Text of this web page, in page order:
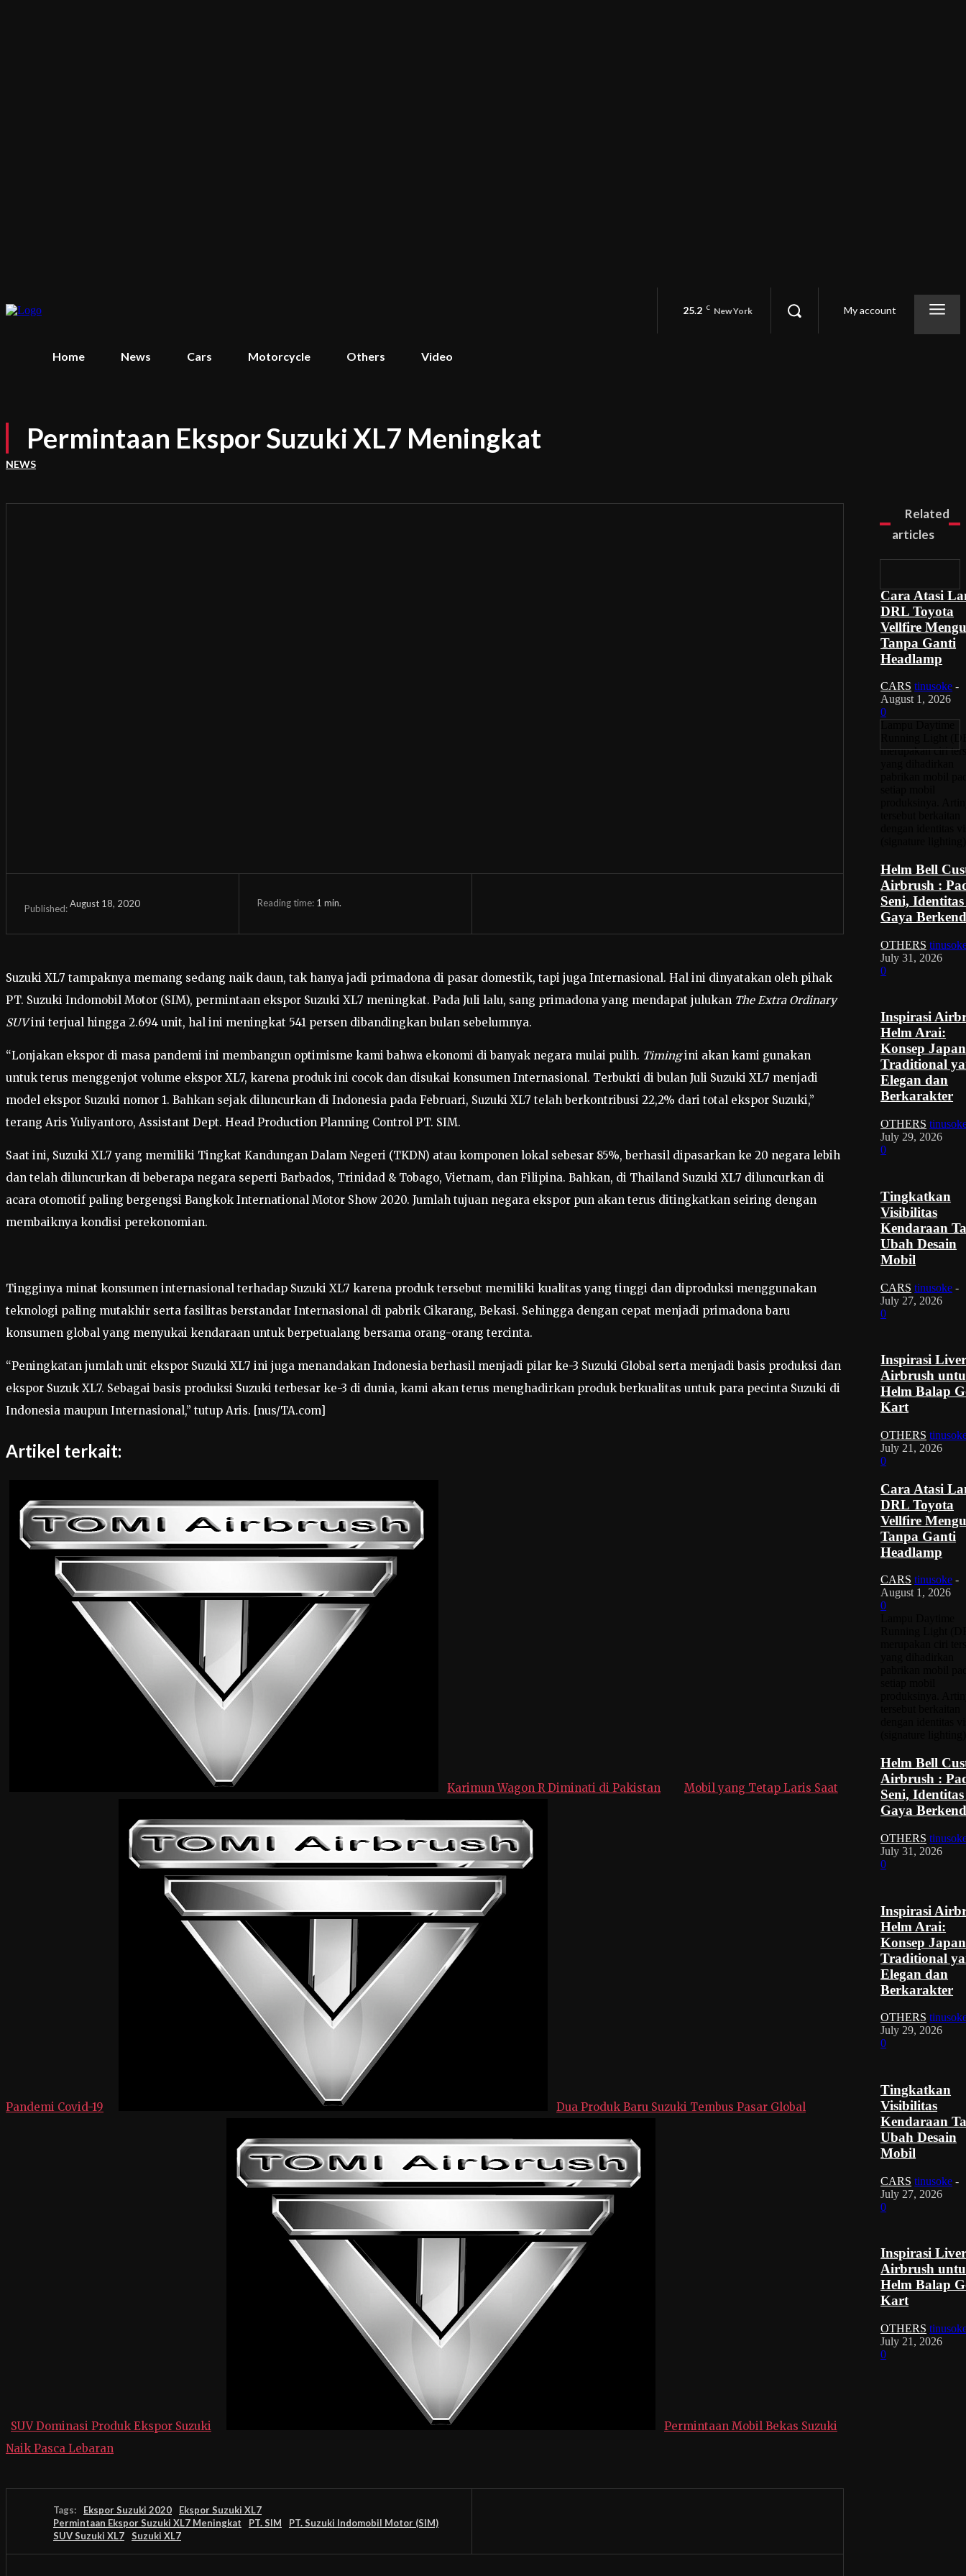
25.2 C New York My account
Home News Cars Motorcycle Others Video
Permintaan Ekspor Suzuki XL7 Meningkat
NEWS
Published:August 18, 2020 Reading time: 1 min.
Suzuki XL7 tampaknya memang sedang naik daun, tak hanya jadi primadona di pasar domestik, tapi juga Internasional. Hal ini dinyatakan oleh pihak
PT. Suzuki Indomobil Motor (SIM), permintaan ekspor Suzuki XL7 meningkat. Pada Juli lalu, sang primadona yang mendapat julukan The Extra Ordinary
SUVini terjual hingga 2.694 unit, hal ini meningkat 541 persen dibandingkan bulan sebelumnya.
“Lonjakan ekspor di masa pandemi ini membangun optimisme kami bahwa ekonomi di banyak negara mulai pulih. Timingini akan kami gunakan
untuk terus menggenjot volume ekspor XL7, karena produk ini cocok dan disukai konsumen Internasional. Terbukti di bulan Juli Suzuki XL7 menjadi
model ekspor Suzuki nomor 1. Bahkan sejak diluncurkan di Indonesia pada Februari, Suzuki XL7 telah berkontribusi 22,2% dari total ekspor Suzuki,”
terang Aris Yuliyantoro, Assistant Dept. Head Production Planning Control PT. SIM.
Saat ini, Suzuki XL7 yang memiliki Tingkat Kandungan Dalam Negeri (TKDN) atau komponen lokal sebesar 85%, berhasil dipasarkan ke 20 negara lebih
dan telah diluncurkan di beberapa negara seperti Barbados, Trinidad & Tobago, Vietnam, dan Filipina. Bahkan, di Thailand Suzuki XL7 diluncurkan di
acara otomotif paling bergengsi Bangkok International Motor Show 2020. Jumlah tujuan negara ekspor pun akan terus ditingkatkan seiring dengan
membaiknya kondisi perekonomian.
Tingginya minat konsumen internasional terhadap Suzuki XL7 karena produk tersebut memiliki kualitas yang tinggi dan diproduksi menggunakan
teknologi paling mutakhir serta fasilitas berstandar Internasional di pabrik Cikarang, Bekasi. Sehingga dengan cepat menjadi primadona baru
konsumen global yang menyukai kendaraan untuk berpetualang bersama orang-orang tercinta.
“Peningkatan jumlah unit ekspor Suzuki XL7 ini juga menandakan Indonesia berhasil menjadi pilar ke-3 Suzuki Global serta menjadi basis produksi dan
ekspor Suzuk XL7. Sebagai basis produksi Suzuki terbesar ke-3 di dunia, kami akan terus menghadirkan produk berkualitas untuk para pecinta Suzuki di
Indonesia maupun Internasional,” tutup Aris. [nus/TA.com]
Artikel terkait:
Karimun Wagon R Diminati di Pakistan Mobil yang Tetap Laris Saat
Pandemi Covid-19 Dua Produk Baru Suzuki Tembus Pasar Global
SUV Dominasi Produk Ekspor Suzuki
Permintaan Mobil Bekas Suzuki
Naik Pasca Lebaran
Tags: Ekspor Suzuki 2020
Ekspor Suzuki XL7
Permintaan Ekspor Suzuki XL7 Meningkat
PT. SIM
PT. Suzuki Indomobil Motor (SIM)
SUV Suzuki XL7
Suzuki XL7
Related
articles
Cara Atasi
DRL Toyota
Vellfire
Tanpa Ganti
Headlamp
CARS tinusoke -
August 1, 2026
0
merupakan ciri
Helm Bell
Airbrush :
Seni,
Gaya
OTHERS
July 31, 2026
0
Inspirasi
Helm Arai:
Konsep
Traditional
Elegan dan
Berkarakter
OTHERS
July 29, 2026
0
Tingkatkan
Visibilitas
Kendaraan
Ubah Desain
Mobil
CARS tinusoke -
July 27, 2026
0
Inspirasi
Airbrush
Helm Balap
Kart
OTHERS
July 21, 2026
0
Cara Atasi
DRL Toyota
Vellfire
Tanpa Ganti
Headlamp
CARS tinusoke -
August 1, 2026
0
Helm Bell
Airbrush :
Seni,
Gaya
OTHERS
July 31, 2026
0
Inspirasi
Helm Arai:
Konsep
Traditional
Elegan dan
Berkarakter
OTHERS
July 29, 2026
0
Tingkatkan
Visibilitas
Kendaraan
Ubah Desain
Mobil
CARS tinusoke -
July 27, 2026
0
Inspirasi
Airbrush
Helm Balap
Kart
OTHERS
July 21, 2026
0